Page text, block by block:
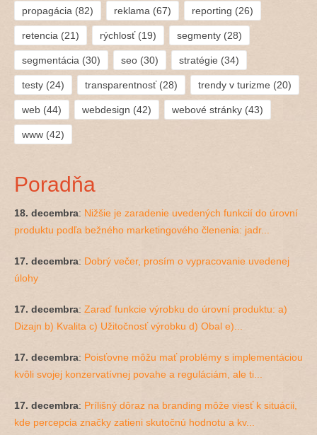
propagácia (82) reklama (67) reporting (26)
retencia (21) rýchlosť(19) segmenty(28)
segmentácia (30) seo(30) stratégie (34)
testy (24) transparentnosť(28) trendy v turizme (20)
web (44) webdesign (42) webové stránky(43)
www (42)
Poradňa
18. decembra: Nižšie je zaradenie uvedených funkcií do úrovní
produktu podľa bežného marketingového členenia: jadr...
17. decembra: Dobrý večer, prosím o vypracovanie uvedenej
úlohy
17. decembra: Zaraď funkcie výrobku do úrovní produktu: a)
Dizajn b) Kvalita c) Užitočnosť výrobku d) Obal e)...
17. decembra: Poisťovne môžu mať problémy s implementáciou
kvôli svojej konzervatívnej povahe a reguláciám, ale ti...
17. decembra: Prílišný dôraz na branding môže viesť k situácii,
kde percepcia značky zatieni skutočnú hodnotu a kv...